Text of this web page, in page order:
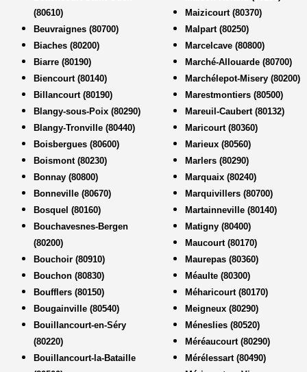
(80610)
Beuvraignes (80700)
Biaches (80200)
Biarre (80190)
Biencourt (80140)
Billancourt (80190)
Blangy-sous-Poix (80290)
Blangy-Tronville (80440)
Boisbergues (80600)
Boismont (80230)
Bonnay (80800)
Bonneville (80670)
Bosquel (80160)
Bouchavesnes-Bergen
(80200)
Bouchoir (80910)
Bouchon (80830)
Boufflers (80150)
Bougainville (80540)
Bouillancourt-en-Séry
(80220)
Bouillancourt-la-Bataille
Maizicourt (80370)
Malpart (80250)
Marcelcave (80800)
Marché-Allouarde (80700)
Marchélepot-Misery (80200)
Marestmontiers (80500)
Mareuil-Caubert (80132)
Maricourt (80360)
Marieux (80560)
Marlers (80290)
Marquaix (80240)
Marquivillers (80700)
Martainneville (80140)
Matigny (80400)
Maucourt (80170)
Maurepas (80360)
Méaulte (80300)
Méharicourt (80170)
Meigneux (80290)
Méneslies (80520)
Méréaucourt (80290)
Mérélessart (80490)